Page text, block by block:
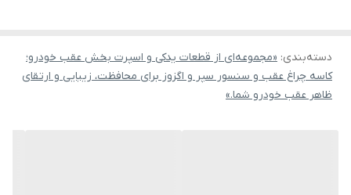
سنسور در جلو سپر هم دارند.
دسته‌بندی: «مجموعه‌ای از قطعات یدکی و اسپرت بخش عقب خودرو؛
کاسه چراغ عقب و سنسور سپر و اگزوز برای محافظت، زیبایی و ارتقای
ظاهر عقب خودرو شما.»